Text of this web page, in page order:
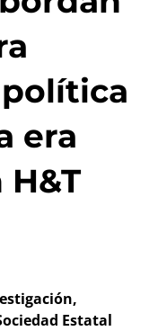
era
Estatal